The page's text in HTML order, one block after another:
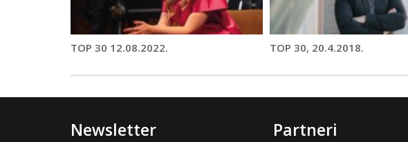
TOP 30 12.08.2022. TOP 30, 20.4.2018.
Newsletter Partneri